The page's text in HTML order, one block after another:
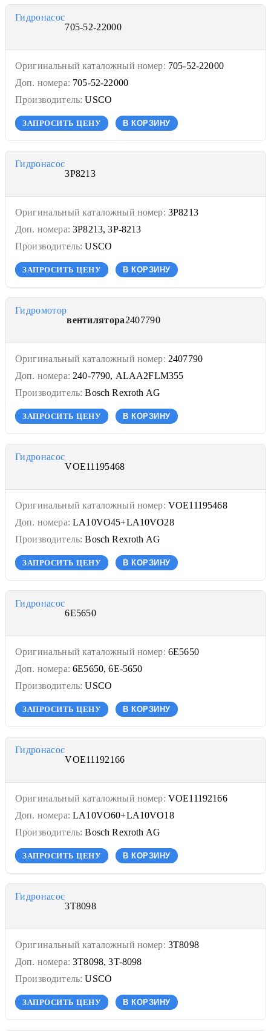
Гидронасос
705-52-22000
Оригинальный каталожный номер: 705-52-22000
Доп. номера: 705-52-22000
Производитель: USCO
ЗАПРОСИТЬ ЦЕНУ В КОРЗИНУ
Гидронасос
3P8213
Оригинальный каталожный номер: 3P8213
Доп. номера: 3P8213, 3P-8213
Производитель: USCO
ЗАПРОСИТЬ ЦЕНУ В КОРЗИНУ
Гидромотор
вентилятора2407790
Оригинальный каталожный номер: 2407790
Доп. номера: 240-7790, ALAA2FLM355
Производитель: Bosch Rexroth AG
ЗАПРОСИТЬ ЦЕНУ В КОРЗИНУ
Гидронасос
VOE11195468
Оригинальный каталожный номер: VOE11195468
Доп. номера: LA10VO45+LA10VO28
Производитель: Bosch Rexroth AG
ЗАПРОСИТЬ ЦЕНУ В КОРЗИНУ
Гидронасос
6E5650
Оригинальный каталожный номер: 6E5650
Доп. номера: 6E5650, 6E-5650
Производитель: USCO
ЗАПРОСИТЬ ЦЕНУ В КОРЗИНУ
Гидронасос
VOE11192166
Оригинальный каталожный номер: VOE11192166
Доп. номера: LA10VO60+LA10VO18
Производитель: Bosch Rexroth AG
ЗАПРОСИТЬ ЦЕНУ В КОРЗИНУ
Гидронасос
3T8098
Оригинальный каталожный номер: 3T8098
Доп. номера: 3T8098, 3T-8098
Производитель: USCO
ЗАПРОСИТЬ ЦЕНУ В КОРЗИНУ